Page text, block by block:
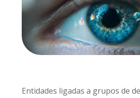
Entidades ligadas a grupos de